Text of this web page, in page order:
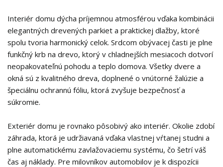
Interiér domu dýcha príjemnou atmosférou vďaka kombinácii
elegantných drevených parkiet a praktickej dlažby, ktoré
spolu tvoria harmonický celok. Srdcom obývacej časti je plne
funkčný krb na drevo, ktorý v chladnejších mesiacoch dotvorí
neopakovateľnú pohodu a teplo domova. Všetky dvere a
okná sú z kvalitného dreva, doplnené o vnútorné žalúzie a
špeciálnu ochrannú fóliu, ktorá zvyšuje bezpečnosť a
súkromie.
Exteriér domu je rovnako pôsobivý ako interiér. Okolie zdobí
záhrada, ktorá je udržiavaná vďaka vlastnej vŕtanej studni a
plne automatickému zavlažovaciemu systému, čo šetrí váš
čas aj náklady. Pre milovníkov automobilov je k dispozícii